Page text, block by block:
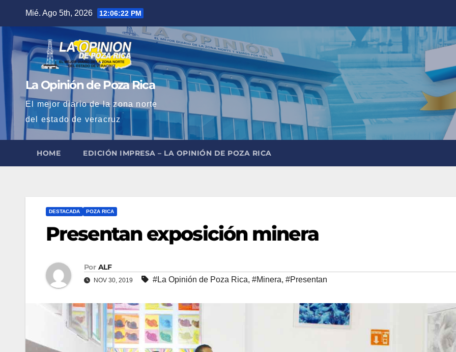
contenido
Mié. Ago 5th, 2026 12:06:24 PM
La Opinión de Poza Rica
El mejor diario de la zona norte
del estado de veracruz
HOME EDICIÓN IMPRESA – LA OPINIÓN DE POZA RICA
DESTACADA POZA RICA
Presentan exposición minera
Por ALF
NOV 30, 2019 #La Opinión de Poza Rica, #Minera, #Presentan